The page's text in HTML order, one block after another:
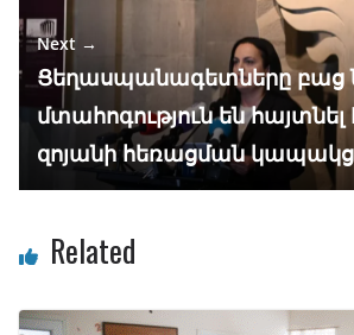
Next →
Ցեղասպանագետները բաց
մտահոգություն են
զոյանի հեռացման
Related